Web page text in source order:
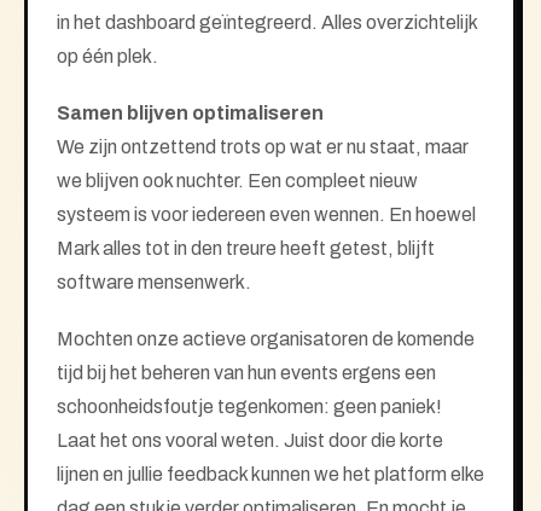
in het dashboard geïntegreerd. Alles overzichtelijk
op één plek.
Samen blijven optimaliseren
We zijn ontzettend trots op wat er nu staat, maar
we blijven ook nuchter. Een compleet nieuw
systeem is voor iedereen even wennen. En hoewel
Mark alles tot in den treure heeft getest, blijft
software mensenwerk.
Mochten onze actieve organisatoren de komende
tijd bij het beheren van hun events ergens een
schoonheidsfoutje tegenkomen: geen paniek!
Laat het ons vooral weten. Juist door die korte
lijnen en jullie feedback kunnen we het platform elke